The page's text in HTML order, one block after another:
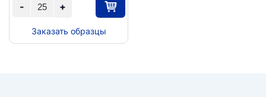
+
-
Заказать образцы